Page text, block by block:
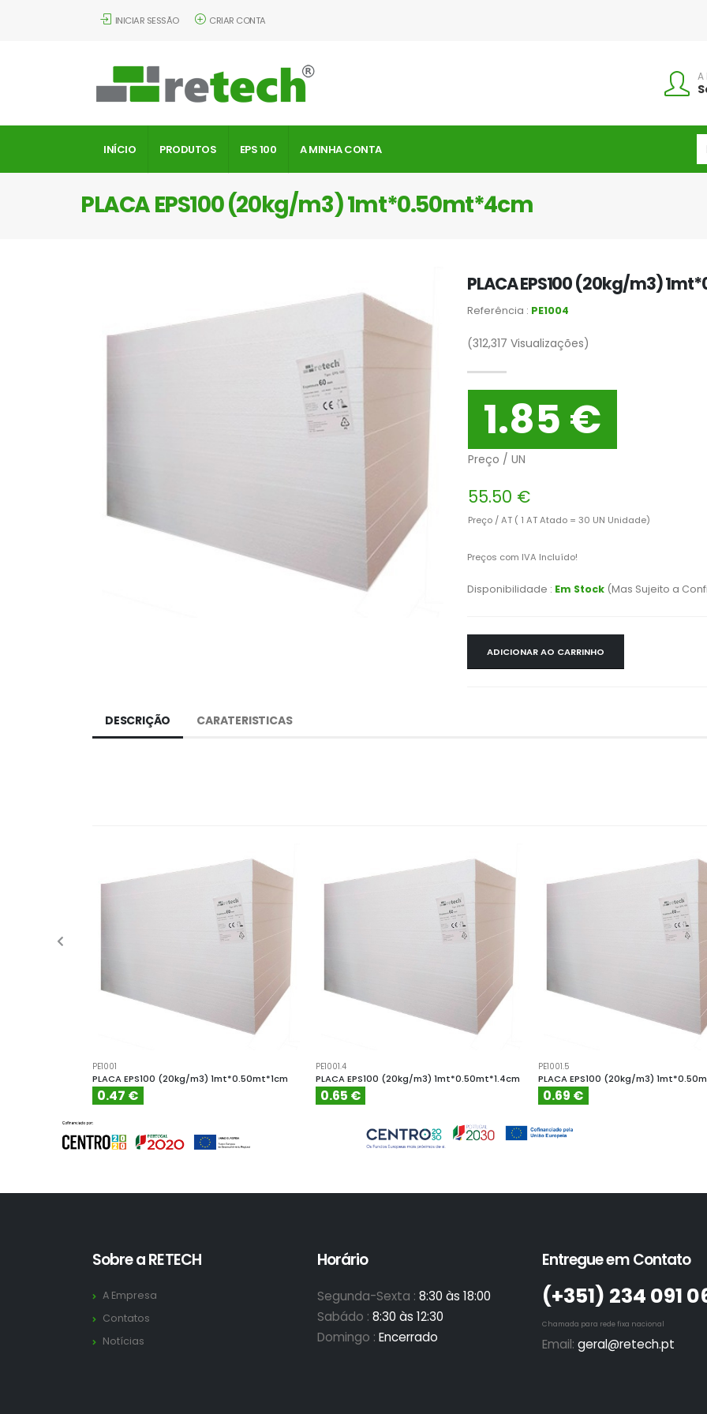
INICIAR SESSÃO CRIAR CONTA
A
INÍCIO PRODUTOS EPS 100 A MINHA CONTA
PLACA EPS100 (20kg/m3) 1mt*0.50mt*4cm
PLACA EPS100 (20kg/m3)
Referência : PE1004
(312,317 Visualizações)
1.85 €
Preço / UN
55.50 €
Preço / AT ( 1 AT Atado = 30 UN Unidade)
Preços com IVA Incluído!
Disponibilidade : Em Stock (Mas Sujeito a
ADICIONAR AO CARRINHO
DESCRIÇÃO CARATERISTICAS
PE1001
PLACA EPS100 (20kg/m3) 1mt*0.50mt*1cm
0.47 €
PE1001.4
PLACA EPS100 (20kg/m3) 1mt*0.50mt*1.4cm
0.65 €
PE1001.5
PLACA EPS100 (20kg/m3)
0.69 €
Sobre a RETECH
A Empresa
Contatos
Notícias
Horário
Segunda-Sexta : 8:30 às 18:00
Sabádo : 8:30 às 12:30
Domingo : Encerrado
Entregue em Contato
(+351)­ 234 091
Chamada para rede fixa nacional
Email: geral@retech.pt